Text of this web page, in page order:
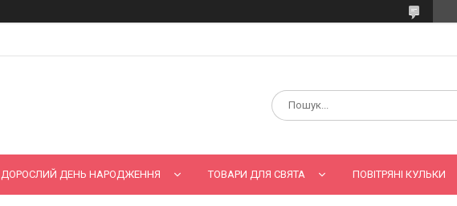
ДОРОСЛИЙ ДЕНЬ НАРОДЖЕННЯ ТОВАРИ ДЛЯ СВЯТА ПОВІТРЯНІ КУЛЬКИ